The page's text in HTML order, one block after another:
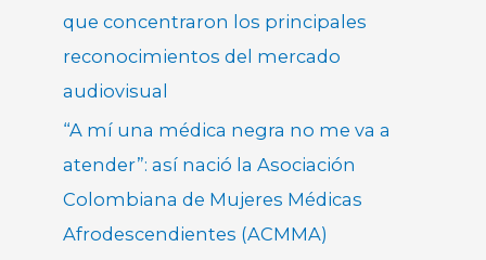
que concentraron los principales
reconocimientos del mercado
audiovisual
“A mí una médica negra no me va a
atender”: así nació la Asociación
Colombiana de Mujeres Médicas
Afrodescendientes (ACMMA)